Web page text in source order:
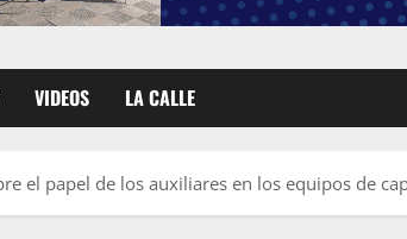
VIDEOS LA CALLE
el papel de los auxiliares en los equipos de